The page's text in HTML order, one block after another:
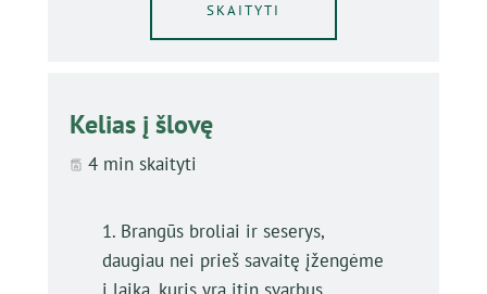
SKAITYTI
Kelias į šlovę
4 min skaityti
1. Brangūs broliai ir seserys,
daugiau nei prieš savaitę įžengėme